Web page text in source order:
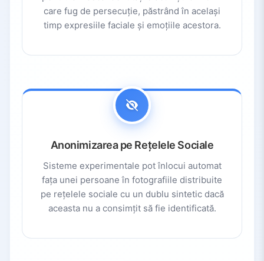
care fug de persecuție, păstrând în același
timp expresiile faciale și emoțiile acestora.
Anonimizarea pe Rețelele Sociale
Sisteme experimentale pot înlocui automat
fața unei persoane în fotografiile distribuite
pe rețelele sociale cu un dublu sintetic dacă
aceasta nu a consimțit să fie identificată.